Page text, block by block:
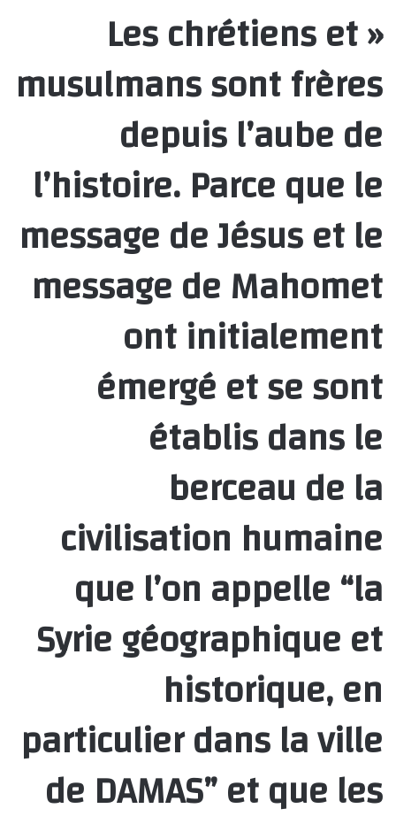
« Les chrétiens et
musulmans sont frères
depuis l’aube de
l’histoire. Parce que le
message de Jésus et le
message de Mahomet
ont initialement
émergé et se sont
établis dans le
berceau de la
civilisation humaine
que l’on appelle “la
Syrie géographique et
historique, en
particulier dans la ville
de DAMAS” et que les